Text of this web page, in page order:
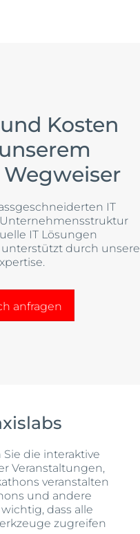
Kosten
IT
IT Lösungen
durch unsere
anfragen
Sie die interaktive
Veranstaltungen,
veranstalten
und andere
dass alle
zugreifen